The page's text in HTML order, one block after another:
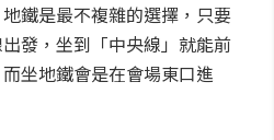
鐵是最不複雜的選擇，只要
發，坐到「中央線」就能前
坐地鐵會是在會場東口進